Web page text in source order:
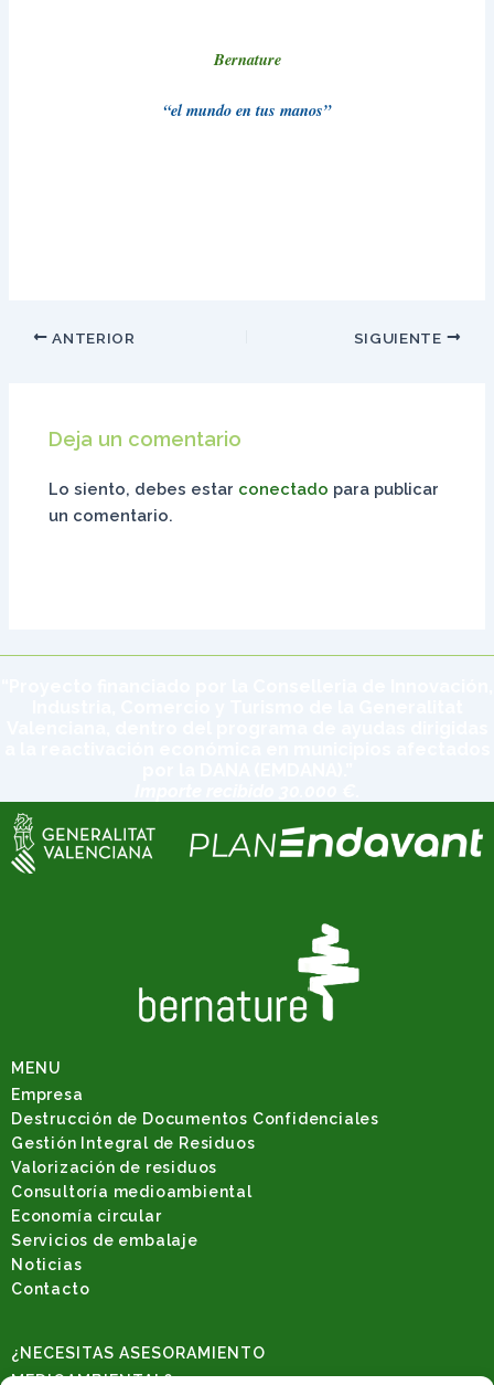
Bernature
“el mundo en tus manos”
ANTERIOR SIGUIENTE
Deja un comentario
Lo siento, debes estar conectado para publicar
un comentario.
MENU
Empresa
Destrucción de Documentos Confidenciales
Gestión Integral de Residuos
Valorización de residuos
Consultoría medioambiental
Economía circular
Servicios de embalaje
Noticias
Contacto
¿NECESITAS ASESORAMIENTO
MEDIOAMBIENTAL?